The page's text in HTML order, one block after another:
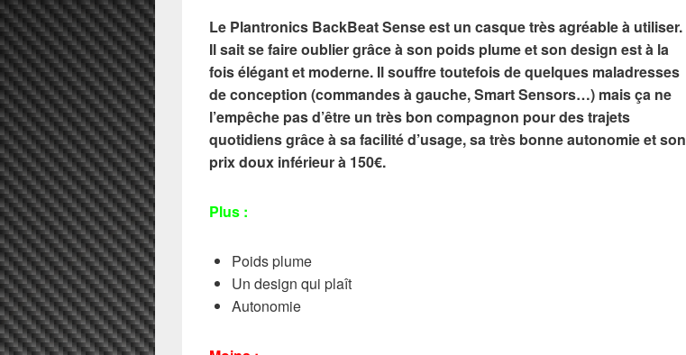
Le Plantronics BackBeat Sense est un casque très agréable à utiliser.
Il sait se faire oublier grâce à son poids plume et son design est à la
fois élégant et moderne. Il souffre toutefois de quelques maladresses
de conception (commandes à gauche, Smart Sensors…) mais ça ne
l’empêche pas d’être un très bon compagnon pour des trajets
quotidiens grâce à sa facilité d’usage, sa très bonne autonomie et son
prix doux inférieur à 150€.
Plus :
Poids plume
Un design qui plaît
Autonomie